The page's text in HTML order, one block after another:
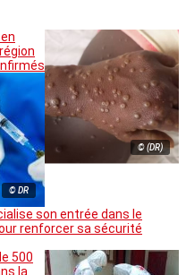
© (DR)
© DR
son entrée dans le
renforcer sa sécurité
500
la